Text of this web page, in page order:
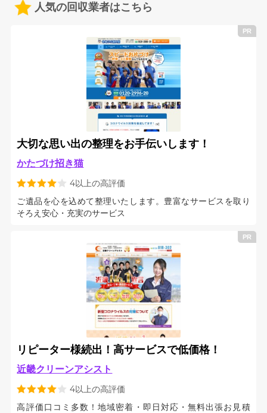
人気の回収業者はこちら
大切な思い出の整理をお手伝いします！
かたづけ招き猫
4以上の高評価
ご遺品を心を込めて整理いたします。豊富なサービスを取り
そろえ安心・充実のサービス
リピーター様続出！高サービスで低価格！
近畿クリーンアシスト
4以上の高評価
高評価口コミ多数！地域密着・即日対応・無料出張お見積